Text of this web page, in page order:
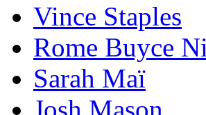
Vince Staples
Rome Buyce
Sarah Maï
Josh Mason